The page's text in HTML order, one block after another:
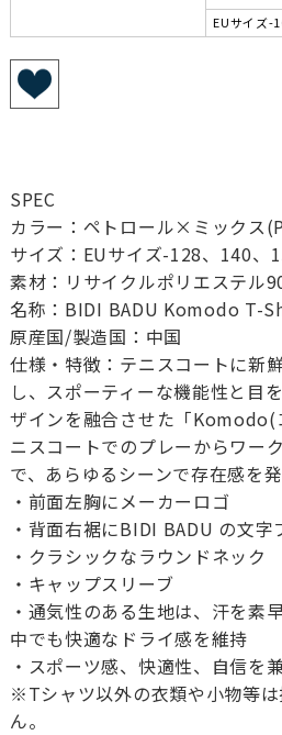
EUサイズ-
SPEC
カラー：ペトロール×ミックス
サイズ：EUサイズ-128、140、
素材：リサイクルポリエステル
名称：BIDI BADU Komodo T-
原産国/製造国：中国
仕様・特徴：テニスコートに新
し、スポーティーな機能性と目
ザインを融合させた「Komodo(
ニスコートでのプレーからワー
で、あらゆるシーンで存在感を
・前面左胸にメーカーロゴ
・背面右裾にBIDI BADU の文字
・クラシックなラウンドネック
・キャップスリーブ
・通気性のある生地は、汗を素
中でも快適なドライ感を維持
・スポーツ感、快適性、自信を
※Tシャツ以外の衣類や小物等
ん。